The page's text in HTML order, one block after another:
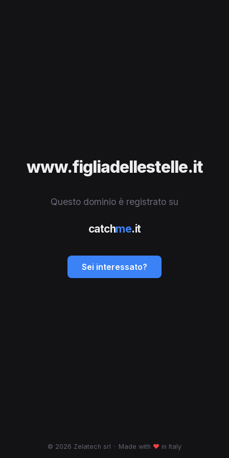
www.figliadellestelle.it
Questo dominio è registrato su
catchme.it
Sei interessato?
© 2026 Zelatech srl · Made with ♥ in Italy